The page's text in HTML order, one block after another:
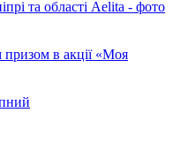
в акції «Моя